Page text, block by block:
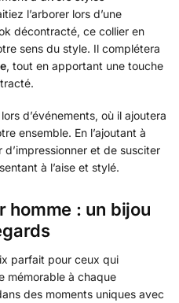
l’arborer lors d’une
décontracté, ce collier en
sens du style. Il complétera
, tout en apportant une touche
d’événements, où il ajoutera
ensemble. En l’ajoutant à
et de susciter
à l’aise et stylé.
homme : un bijou
parfait pour ceux qui
mémorable à chaque
des moments uniques avec